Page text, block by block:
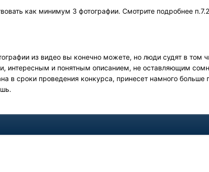
как минимум 3 фотографии. Смотрите подробнее
из видео вы конечно можете, но люди судят в том
интересным и понятным описанием, не оставляющим
в сроки проведения конкурса, принесет намного больше